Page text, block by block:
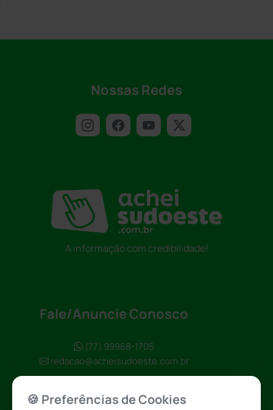
Nossas Redes
A informação com credibilidade!
Fale/Anuncie Conosco
(77) 99968-1705
redacao@acheisudoeste.com.br
🍪 Preferências de Cookies